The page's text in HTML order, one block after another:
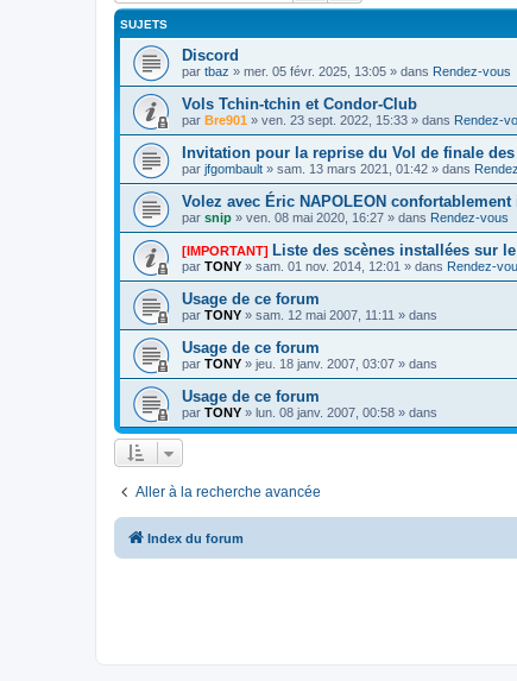
SUJETS
Discord
par tbaz » mer. 05 févr. 2025, 13:05 » dans Rendez-vous
Vols Tchin-tchin et Condor-Club
par Bre901 » ven. 23 sept. 2022, 15:33 » dans Rendez-
Invitation pour la reprise du Vol de finale des
par jfgombault » sam. 13 mars 2021, 01:42 » dans
Volez avec Éric NAPOLEON
par snip » ven. 08 mai 2020, 16:27 » dans Rendez-vous
[IMPORTANT] Liste des scènes installées sur
par TONY » sam. 01 nov. 2014, 12:01 » dans Rendez-
Usage de ce forum
par TONY » sam. 12 mai 2007, 11:11 » dans
Usage de ce forum
par TONY » jeu. 18 janv. 2007, 03:07 » dans
Usage de ce forum
par TONY » lun. 08 janv. 2007, 00:58 » dans
Aller à la recherche avancée
Index du forum